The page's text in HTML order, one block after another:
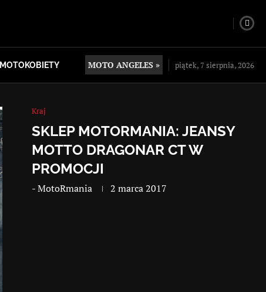
MOTOKOBIETY MOTO ANGELES » piątek, 7 sierpnia, 2026
Kraj
SKLEP MOTORMANIA: JEANSY
MOTTO DRAGONAR CT W
PROMOCJI
-MotoRmania 2 marca 2017